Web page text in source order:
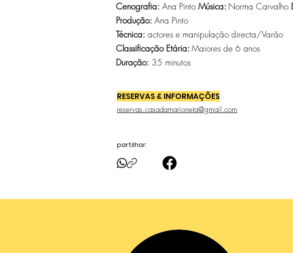
Cenografia: Ana Pinto Música: Norma Carvalho
Produção: Ana Pinto
Técnica: actores e manipulação directa/Varão
Classificação Etária: Maiores de 6 anos
Duração: 35 minutos
RESERVAS & INFORMAÇÕES
reservas.casadamarioneta@gmail.com
partilhar: